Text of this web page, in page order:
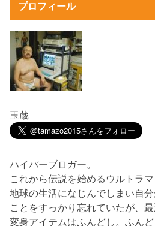
プロフィール
玉蔵
ハイパーブロガー。
これから伝説を始めるウルトラマ
地球の生活になじんでしまい自分
ことをすっかり忘れていたが、最
変身アイテムはふんどし。ふん